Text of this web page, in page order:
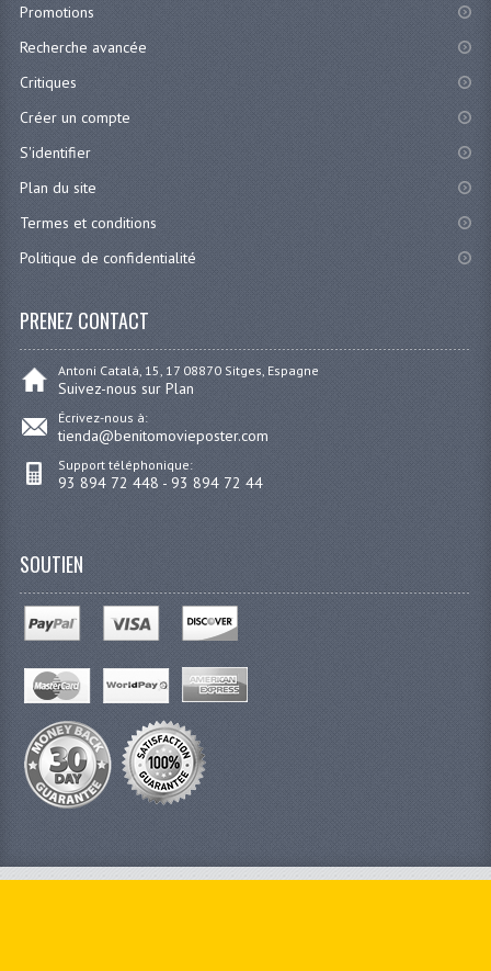
Promotions
Recherche avancée
Critiques
Créer un compte
S'identifier
Plan du site
Termes et conditions
Politique de confidentialité
PRENEZ CONTACT
Antoni Catalá, 15, 17 08870 Sitges, Espagne
Suivez-nous sur Plan
Écrivez-nous à:
tienda@benitomovieposter.com
Support téléphonique:
93 894 72 448 - 93 894 72 44
SOUTIEN